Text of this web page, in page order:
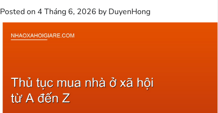
Posted on 4 Tháng 6, 2026 by DuyenHong